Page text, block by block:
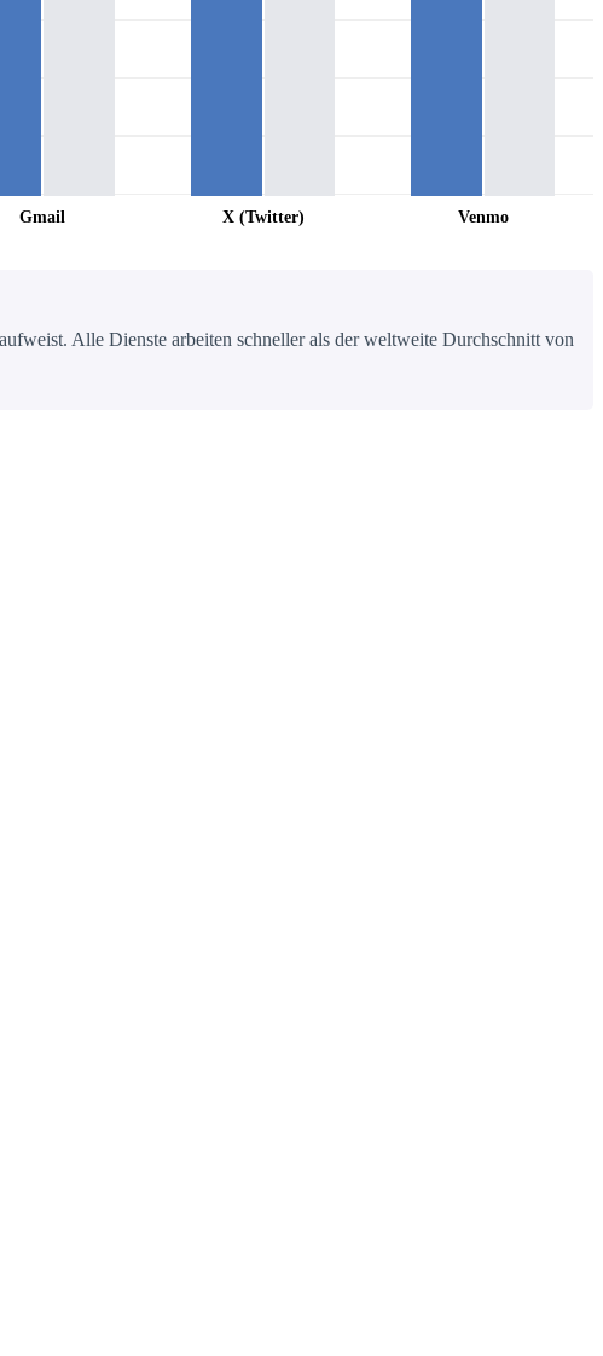
Gmail X (Twitter) Venmo
Alle Dienste arbeiten schneller als der weltweite Durchschnitt von